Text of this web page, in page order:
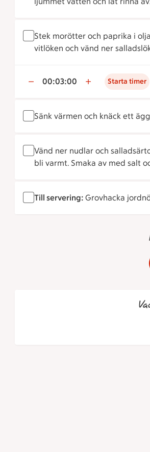
Stek morötter och paprika i
vitlöken och vänd ner
00:03:00 Starta timer
Sänk värmen och knäck ett
Vänd ner nudlar och
bli varmt. Smaka av med salt
Till servering: Grovhacka